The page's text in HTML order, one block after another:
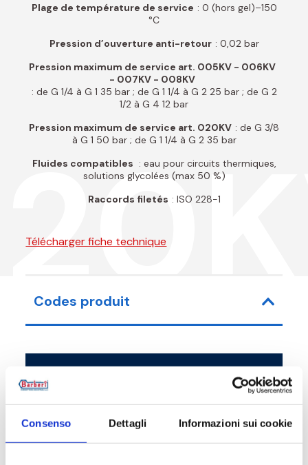
Consenso Dettagli Informazioni sui cookie
Plage de température de service : 0 (hors gel)–150
°C
Pression d’ouverture anti-retour : 0,02 bar
Pression maximum de service art. 005KV - 006KV
- 007KV - 008KV
: de G 1/4 à G 1 35 bar ; de G 1 1/4 à G 2 25 bar ; de G 2
1/2 à G 4 12 bar
Pression maximum de service art. 020KV : de G 3/8
à G 1 50 bar ; de G 1 1/4 à G 2 35 bar
Fluides compatibles : eau pour circuits thermiques,
solutions glycolées (max 50 %)
Raccords filetés : ISO 228-1
Télécharger fiche technique
Codes produit
Mesure
020015000KV G 1/2 F